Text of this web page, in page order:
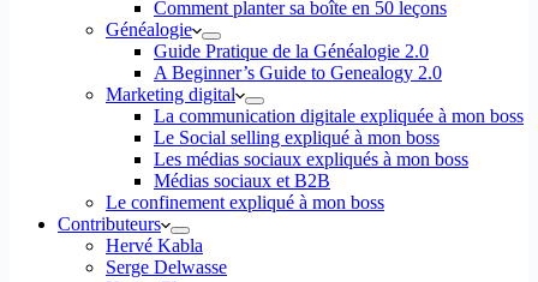
Comment planter sa boîte en 50 leçons
Généalogie
Guide Pratique de la Généalogie 2.0
A Beginner’s Guide to Genealogy 2.0
Marketing digital
La communication digitale expliquée à mon boss
Le Social selling expliqué à mon boss
Les médias sociaux expliqués à mon boss
Médias sociaux et B2B
Le confinement expliqué à mon boss
Contributeurs
Hervé Kabla
Serge Delwasse